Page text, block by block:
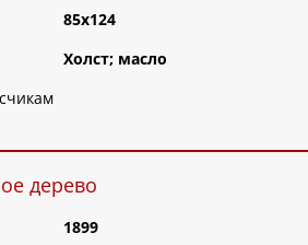
85х124
Холст; масло
дерево
1899